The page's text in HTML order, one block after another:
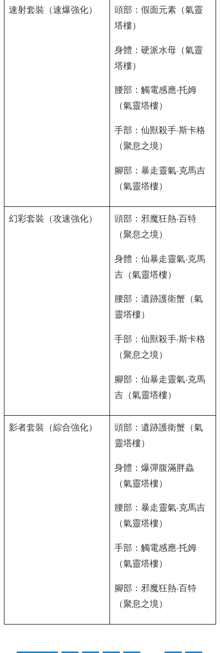
速射套裝（速爆強化）
頭部：假面元素（氣靈
塔樓）
身體：硬派水母（氣靈
塔樓）
腰部：觸電感應‧托姆
（氣靈塔樓）
手部：仙獸殺手‧斯卡格
（聚息之境）
腳部：暴走靈氣‧克馬吉
（氣靈塔樓）
幻彩套裝（攻速強化）
頭部：邪魔狂熱‧百特
（聚息之境）
身體：仙暴走靈氣‧克馬
吉（氣靈塔樓）
腰部：遺跡護衛蟹（氣
靈塔樓）
手部：仙獸殺手‧斯卡格
（聚息之境）
腳部：仙暴走靈氣‧克馬
吉（氣靈塔樓）
影者套裝（綜合強化）
頭部：遺跡護衛蟹（氣
靈塔樓）
身體：爆彈腹滿胖蟲
（氣靈塔樓）
腰部：暴走靈氣‧克馬吉
（氣靈塔樓）
手部：觸電感應‧托姆
（氣靈塔樓）
腳部：邪魔狂熱‧百特
（聚息之境）